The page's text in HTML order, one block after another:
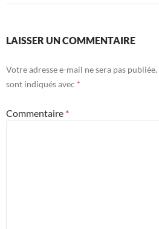
LAISSER UN COMMENTAIRE
Votre adresse e-mail ne sera pas publiée.
sont indiqués avec *
Commentaire *